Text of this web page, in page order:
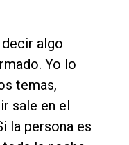
decir algo
Yo lo
temas,
sale en el
la persona es